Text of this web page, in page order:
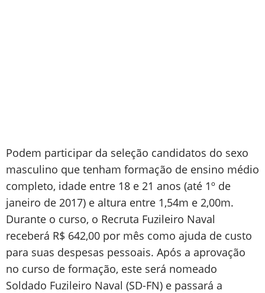
Podem participar da seleção candidatos do sexo
masculino que tenham formação de ensino médio
completo, idade entre 18 e 21 anos (até 1º de
janeiro de 2017) e altura entre 1,54m e 2,00m.
Durante o curso, o Recruta Fuzileiro Naval
receberá R$ 642,00 por mês como ajuda de custo
para suas despesas pessoais. Após a aprovação
no curso de formação, este será nomeado
Soldado Fuzileiro Naval (SD-FN) e passará a